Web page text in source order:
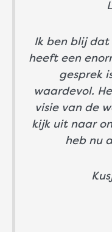
Ik ben blij dat
heeft een
gesprek
waardevol.
visie van de
kijk uit naar
heb nu